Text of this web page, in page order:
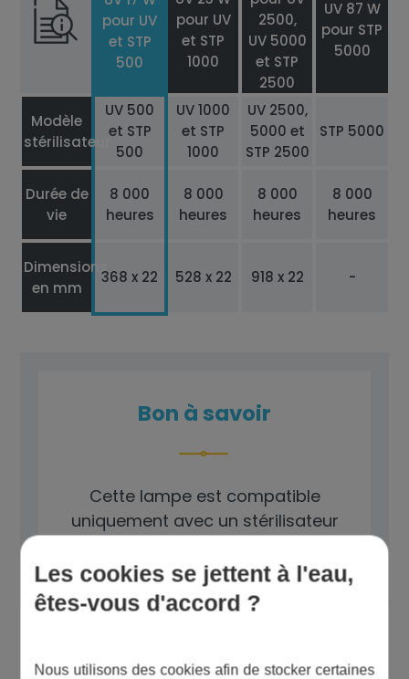
pour UV
et STP
500
pour UV
et STP
1000
2500,
UV 5000
et STP
2500
UV 87 W
pour STP
5000
Modèle
stérilisateur
UV 500
et STP
500
UV 1000
et STP
1000
UV 2500,
5000 et
STP 2500
STP 5000
Durée de
vie
8 000
heures
8 000
heures
8 000
heures
8 000
heures
Dimensions
en mm
368 x 22 528 x 22 918 x 22 -
Bon à savoir
Cette lampe est compatible
uniquement avec un stérilisateur
Les avantages du produit
Les cookies se jettent à l'eau,
êtes-vous d'accord ?
Nous utilisons des cookies afin de stocker certaines